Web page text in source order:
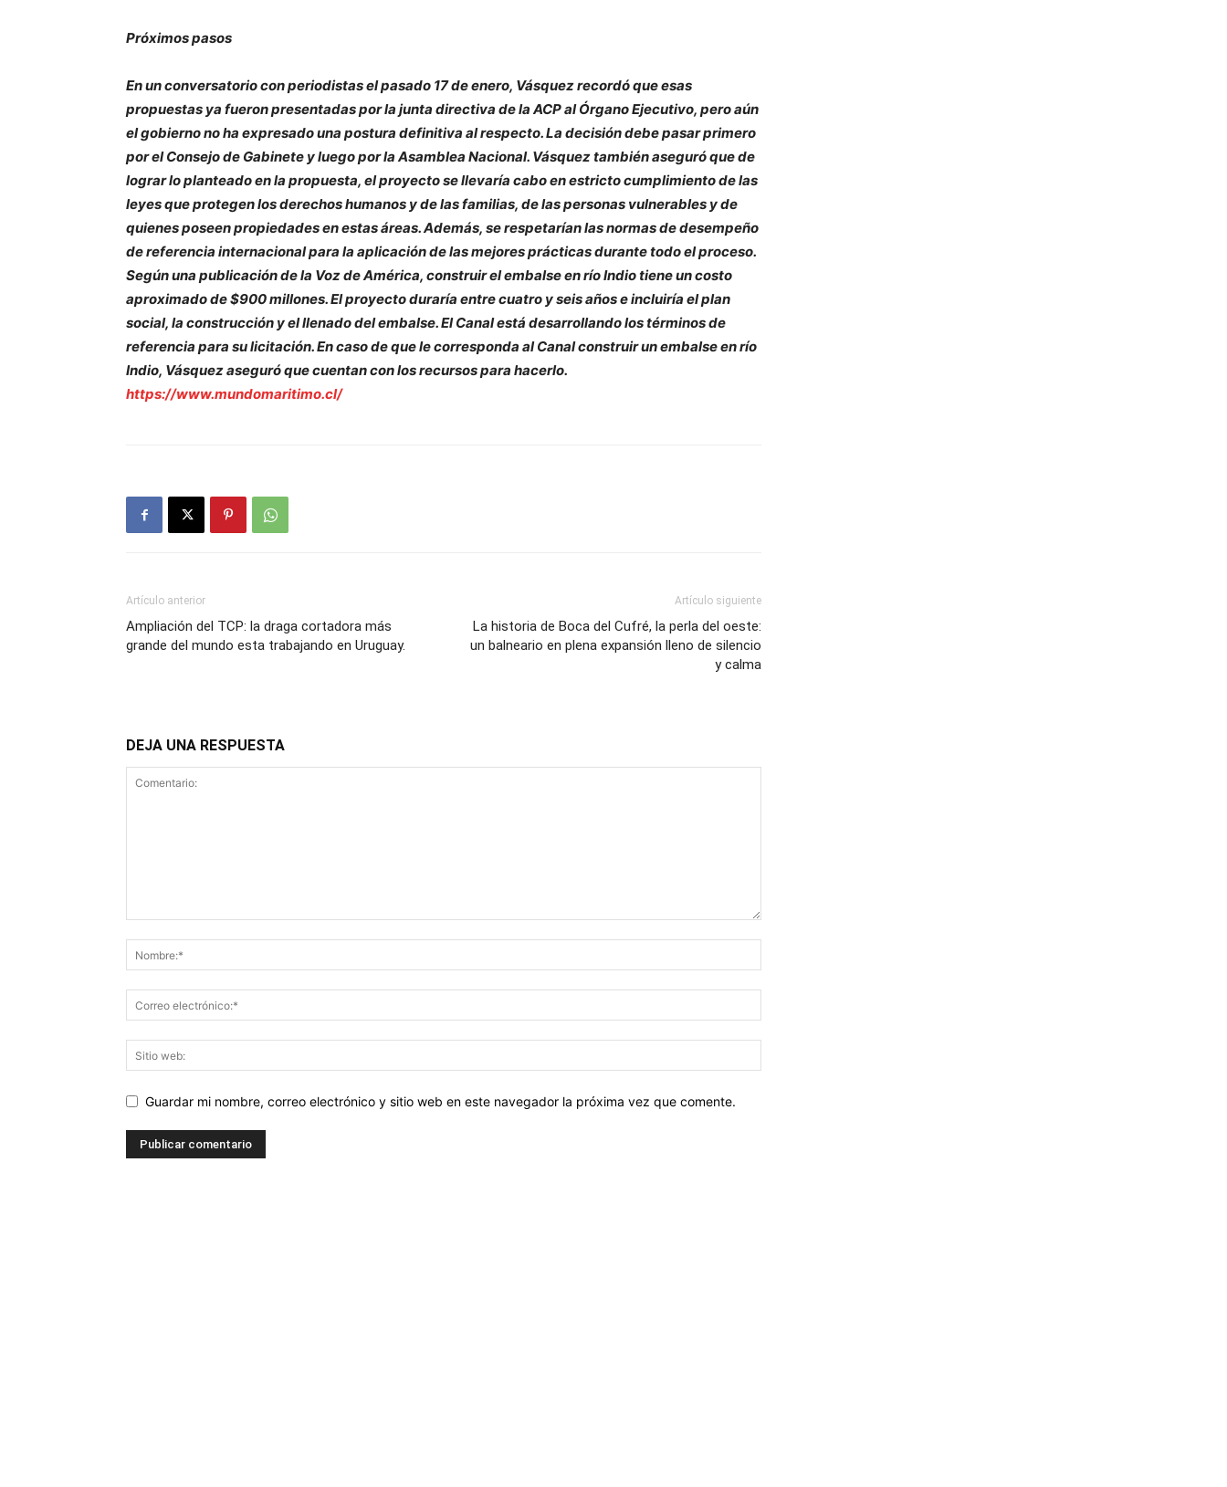
Próximos pasos
En un conversatorio con periodistas el pasado 17 de enero, Vásquez recordó que esas
propuestas ya fueron presentadas por la junta directiva de la ACP al Órgano Ejecutivo, pero aún
el gobierno no ha expresado una postura definitiva al respecto. La decisión debe pasar primero
por el Consejo de Gabinete y luego por la Asamblea Nacional. Vásquez también aseguró que de
lograr lo planteado en la propuesta, el proyecto se llevaría cabo en estricto cumplimiento de las
leyes que protegen los derechos humanos y de las familias, de las personas vulnerables y de
quienes poseen propiedades en estas áreas. Además, se respetarían las normas de desempeño
de referencia internacional para la aplicación de las mejores prácticas durante todo el proceso.
Según una publicación de la Voz de América, construir el embalse en río Indio tiene un costo
aproximado de $900 millones. El proyecto duraría entre cuatro y seis años e incluiría el plan
social, la construcción y el llenado del embalse. El Canal está desarrollando los términos de
referencia para su licitación. En caso de que le corresponda al Canal construir un embalse en río
Indio, Vásquez aseguró que cuentan con los recursos para hacerlo.
https://www.mundomaritimo.cl/
Artículo anterior
Ampliación del TCP: la draga cortadora más
grande del mundo esta trabajando en Uruguay.
Artículo siguiente
La historia de Boca del Cufré, la perla del oeste:
un balneario en plena expansión lleno de silencio
y calma
DEJA UNA RESPUESTA
Guardar mi nombre, correo electrónico y sitio web en este navegador la próxima vez que comente.